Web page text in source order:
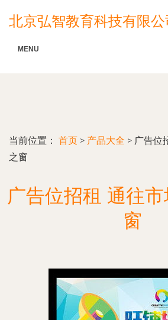
北京弘智教育科技有限公
MENU
当前位置： 首页 > 产品大全 > 广告位
之窗
广告位招租 通往
窗